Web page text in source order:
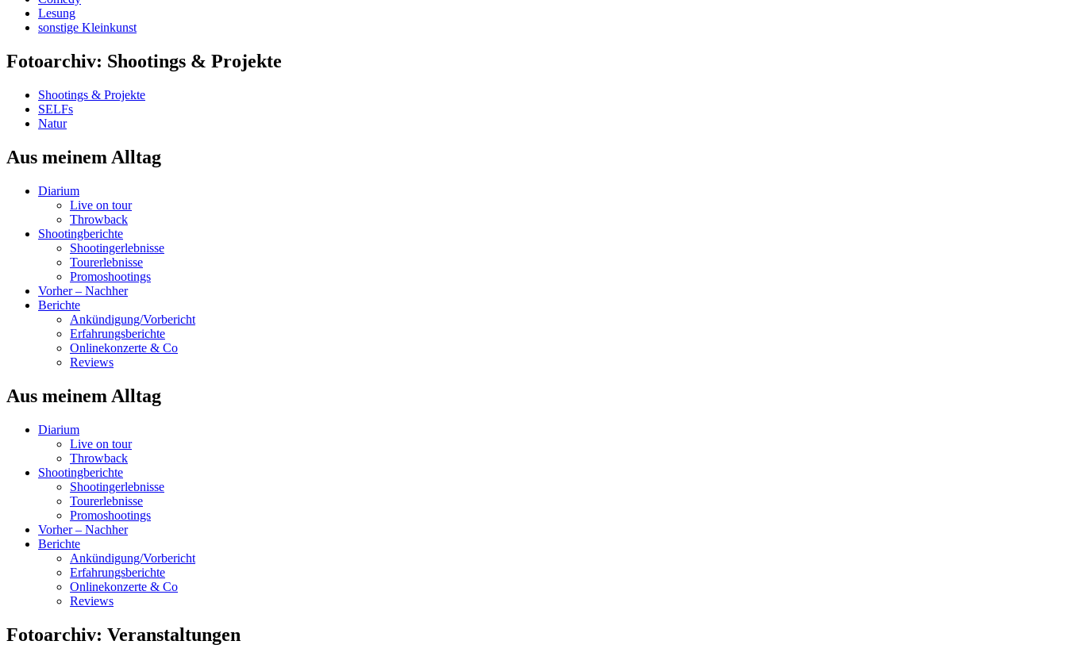
Lesung
sonstige Kleinkunst
Fotoarchiv: Shootings & Projekte
Shootings & Projekte
SELFs
Natur
Aus meinem Alltag
Diarium
Live on tour
Throwback
Shootingberichte
Shootingerlebnisse
Tourerlebnisse
Promoshootings
Vorher – Nachher
Berichte
Ankündigung/Vorbericht
Erfahrungsberichte
Onlinekonzerte & Co
Reviews
Aus meinem Alltag
Diarium
Live on tour
Throwback
Shootingberichte
Shootingerlebnisse
Tourerlebnisse
Promoshootings
Vorher – Nachher
Berichte
Ankündigung/Vorbericht
Erfahrungsberichte
Onlinekonzerte & Co
Reviews
Fotoarchiv: Veranstaltungen